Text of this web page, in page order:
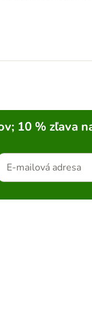
10 % zľava